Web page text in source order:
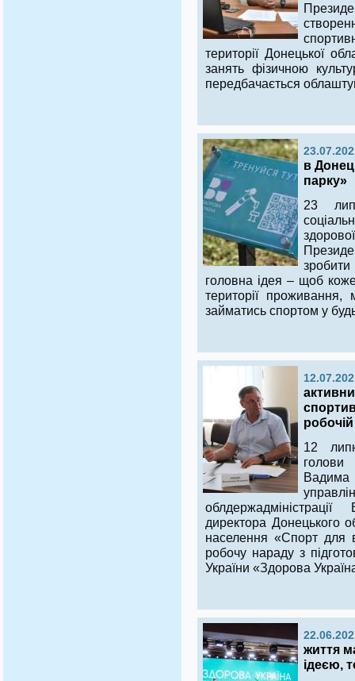
території Донецької
занять фізичною
передбачається
в
парку»
23
головна ідея – щоб
території
займатись спортом у
12
голови
Вадима
директора Донецького
населення «Спорт для
робочу нараду з
України «Здорова
життя
ідеєю,